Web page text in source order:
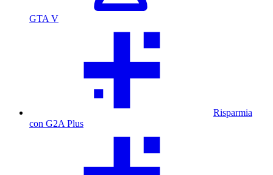
GTA V
Risparmia
con G2A Plus